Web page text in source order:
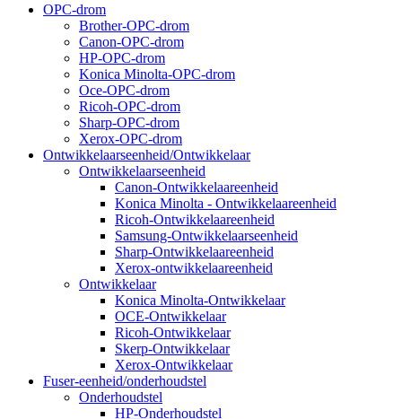
OPC-drom
Brother-OPC-drom
Canon-OPC-drom
HP-OPC-drom
Konica Minolta-OPC-drom
Oce-OPC-drom
Ricoh-OPC-drom
Sharp-OPC-drom
Xerox-OPC-drom
Ontwikkelaarseenheid/Ontwikkelaar
Ontwikkelaarseenheid
Canon-Ontwikkelaareenheid
Konica Minolta - Ontwikkelaareenheid
Ricoh-Ontwikkelaareenheid
Samsung-Ontwikkelaarseenheid
Sharp-Ontwikkelaareenheid
Xerox-ontwikkelaareenheid
Ontwikkelaar
Konica Minolta-Ontwikkelaar
OCE-Ontwikkelaar
Ricoh-Ontwikkelaar
Skerp-Ontwikkelaar
Xerox-Ontwikkelaar
Fuser-eenheid/onderhoudstel
Onderhoudstel
HP-Onderhoudstel